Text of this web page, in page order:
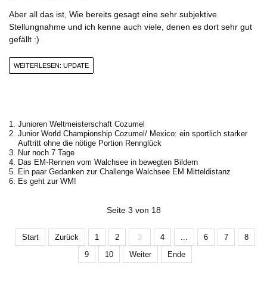
Aber all das ist, Wie bereits gesagt eine sehr subjektive
Stellungnahme und ich kenne auch viele, denen es dort sehr gut
gefällt :)
WEITERLESEN: UPDATE
Junioren Weltmeisterschaft Cozumel
Junior World Championship Cozumel/ Mexico: ein sportlich starker
Auftritt ohne die nötige Portion Rennglück
Nur noch 7 Tage
Das EM-Rennen vom Walchsee in bewegten Bildern
Ein paar Gedanken zur Challenge Walchsee EM Mitteldistanz
Es geht zur WM!
Seite 3 von 18
Start Zurück 1 2 3 4 6 7
8
9
10 Weiter Ende